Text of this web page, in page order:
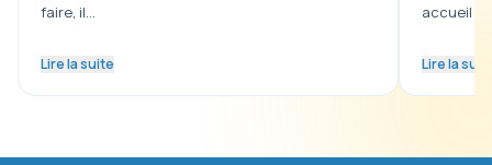
faire, il…
Lire la suite
accueil …
Lire la